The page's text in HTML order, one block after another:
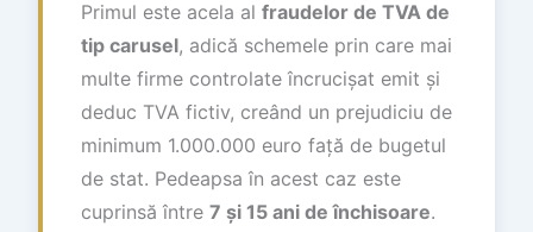
Primul este acela al fraudelor de TVA de
tip carusel, adică schemele prin care mai
multe firme controlate încrucișat emit și
deduc TVA fictiv, creând un prejudiciu de
minimum 1.000.000 euro față de bugetul
de stat. Pedeapsa în acest caz este
cuprinsă între 7 și 15 ani de închisoare.